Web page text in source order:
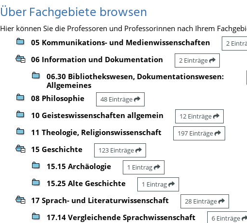
Über Fachgebiete browsen
Hier können Sie die Professoren und Professorinnen nach Ihrem
05 Kommunikations- und Medienwissenschaften
2
06 Information und Dokumentation 2 Einträge
06.30 Bibliothekswesen, Dokumentationswesen:
Allgemeines
08 Philosophie 48 Einträge
10 Geisteswissenschaften allgemein 12 Einträge
11 Theologie, Religionswissenschaft 197 Einträge
15 Geschichte 123 Einträge
15.15 Archäologie 1 Eintrag
15.25 Alte Geschichte 1 Eintrag
17 Sprach- und Literaturwissenschaft 28 Einträge
17.14 Vergleichende Sprachwissenschaft 6 Einträge